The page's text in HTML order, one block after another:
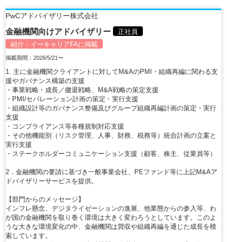
PwCアドバイザリー株式会社
金融機関向けアドバイザリー
正社員
紹介： イーキャリアFAに掲載
掲載期間：2026/5/21〜
1. 主に金融機関クライアントに対してM&AのPMI・組織再編に関わる支
援やガバナンス構築の支援
・事業戦略・成長／撤退戦略、M&A戦略の策定支援
・PMI/セパレーション計画の策定・実行支援
・組織設計等のガバナンス整備及びグループ組織再編計画の策定・実行
支援
・コンプライアンス等各種規制対応支援
・その他機能別（リスク管理、人事、財務、税務等）統合計画の立案と
実行支援
・ステークホルダーコミュニケーション支援（顧客、株主、従業員等）
2．金融機関の要請に基づき一般事業会社、PEファンド等に上記M&Aア
ドバイザリーサービスを提供。
【部門からのメッセージ】
インフレ懸念、デジタライゼーションの進展、他業態からの参入等、わ
が国の金融機関を取り巻く環境は大きく変わろうとしています。このよ
うな大きな環境変化の中、金融機関は買収や組織再編を通じた成長を模
索しています。